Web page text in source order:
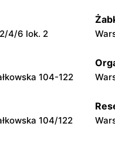
2
12
4/6 lok. 2
104-122
104/122